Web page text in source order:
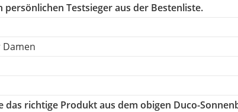
persönlichen Testsieger aus der Bestenliste.
das richtige Produkt aus dem obigen Duco-